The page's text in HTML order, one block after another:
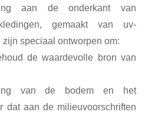
aan de onderkant van
gemaakt van uv-
speciaal ontworpen om:
de waardevolle bron van
van de bodem en het
dat aan de milieuvoorschriften